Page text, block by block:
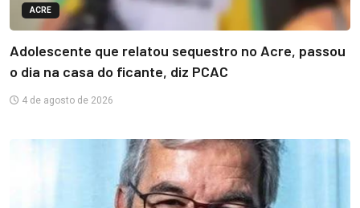
ACRE
Adolescente que relatou sequestro no Acre, passou
o dia na casa do ficante, diz PCAC
4 de agosto de 2026